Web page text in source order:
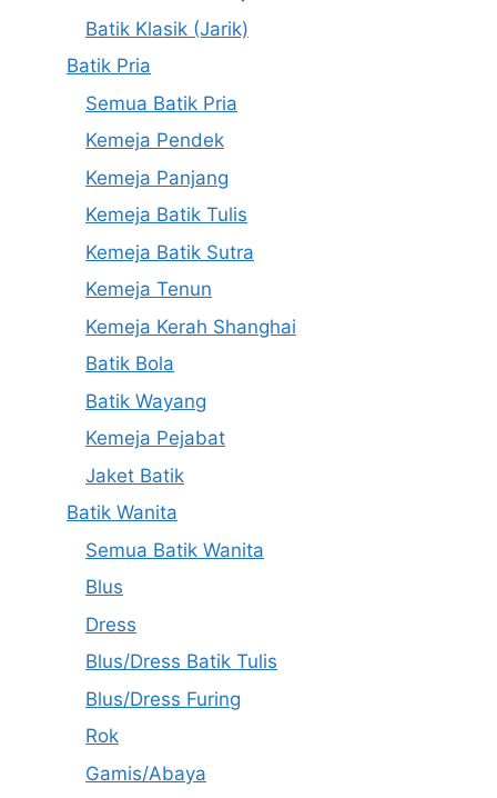
Batik Klasik (Jarik)
Batik Pria
Semua Batik Pria
Kemeja Pendek
Kemeja Panjang
Kemeja Batik Tulis
Kemeja Batik Sutra
Kemeja Tenun
Kemeja Kerah Shanghai
Batik Bola
Batik Wayang
Kemeja Pejabat
Jaket Batik
Batik Wanita
Semua Batik Wanita
Blus
Dress
Blus/Dress Batik Tulis
Blus/Dress Furing
Rok
Gamis/Abaya